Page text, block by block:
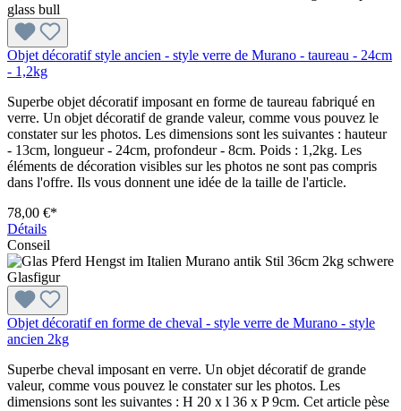
Objet décoratif style ancien - style verre de Murano - taureau - 24cm
- 1,2kg
Superbe objet décoratif imposant en forme de taureau fabriqué en
verre. Un objet décoratif de grande valeur, comme vous pouvez le
constater sur les photos. Les dimensions sont les suivantes : hauteur
- 13cm, longueur - 24cm, profondeur - 8cm. Poids : 1,2kg. Les
éléments de décoration visibles sur les photos ne sont pas compris
dans l'offre. Ils vous donnent une idée de la taille de l'article.
78,00 €*
Détails
Conseil
Objet décoratif en forme de cheval - style verre de Murano - style
ancien 2kg
Superbe cheval imposant en verre. Un objet décoratif de grande
valeur, comme vous pouvez le constater sur les photos. Les
dimensions sont les suivantes : H 20 x l 36 x P 9cm. Cet article pèse